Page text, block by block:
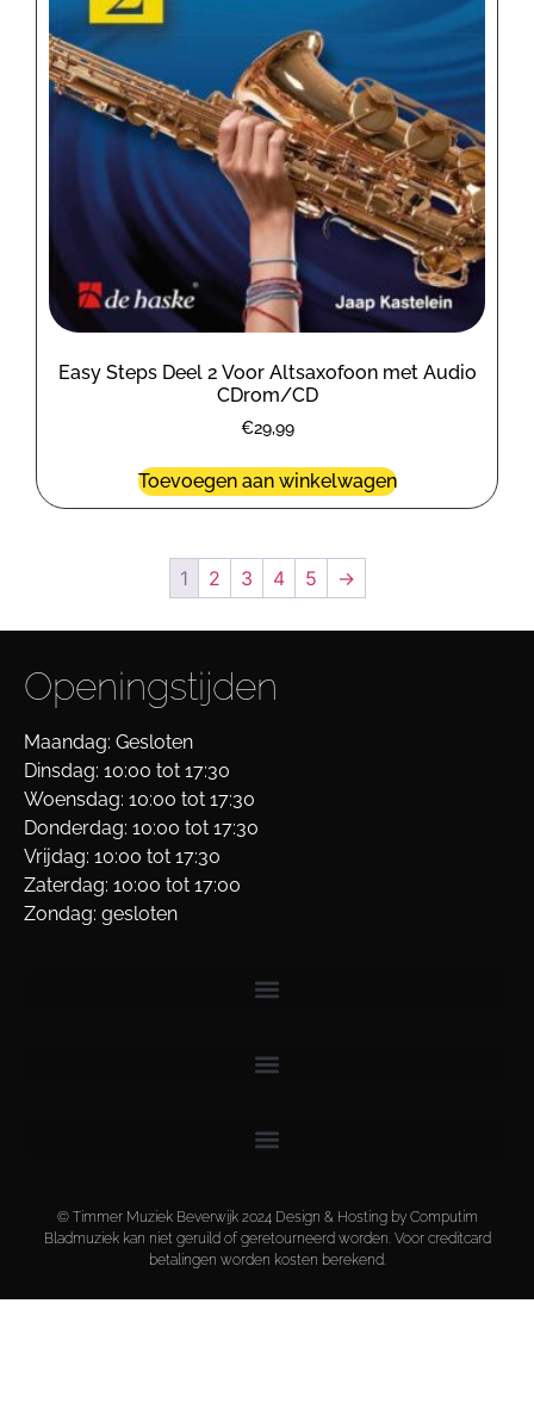
Easy Steps Deel 2 Voor Altsaxofoon met Audio
CDrom/CD
€29,99
Toevoegen aan winkelwagen
1 2 3 4 5 →
Openingstijden
Maandag: Gesloten
Dinsdag: 10:00 tot 17:30
Woensdag: 10:00 tot 17:30
Donderdag: 10:00 tot 17:30
Vrijdag: 10:00 tot 17:30
Zaterdag: 10:00 tot 17:00
Zondag: gesloten
© Timmer Muziek Beverwijk 2024 Design & Hosting by Computim
Bladmuziek kan niet geruild of geretourneerd worden. Voor creditcard
betalingen worden kosten berekend.